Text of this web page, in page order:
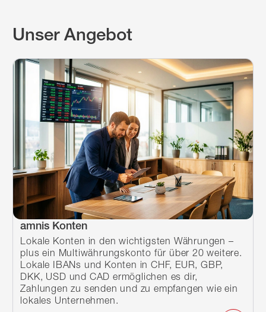
Unser Angebot
amnis Konten
Lokale Konten in den wichtigsten Währungen –
plus ein Multiwährungskonto für über 20 weitere.
Lokale IBANs und Konten in CHF, EUR, GBP,
DKK, USD und CAD ermöglichen es dir,
Zahlungen zu senden und zu empfangen wie ein
lokales Unternehmen.